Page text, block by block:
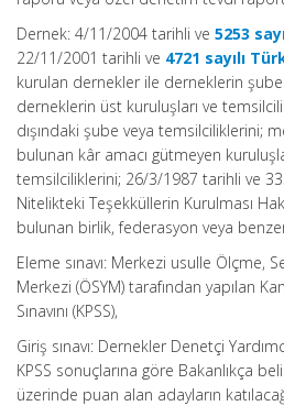
Dernek: 4/11/2004 tarihli ve 5253
22/11/2001 tarihli ve 4721 sayılı
kurulan dernekler ile derneklerin
derneklerin üst kuruluşları ve
dışındaki şube veya temsilciliklerini;
bulunan kâr amacı gütmeyen
temsilciliklerini; 26/3/1987 tarihli ve
Nitelikteki Teşekküllerin Kurulması
bulunan birlik, federasyon veya
Eleme sınavı: Merkezi usulle Ölçme,
Merkezi (ÖSYM) tarafından yapılan
Sınavını (KPSS),
Giriş sınavı: Dernekler Denetçi
KPSS sonuçlarına göre Bakanlıkça
üzerinde puan alan adayların